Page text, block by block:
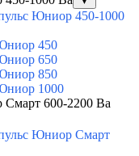
Юниор 450-1000
450
650
850
1000
600-2200 Ва
Юниор Смарт